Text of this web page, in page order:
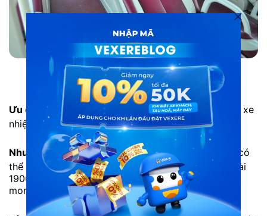
Nội thất xe Thành Công (Lâm Đồng)
Ưu điểm : Xe chất lượng tốt, chạy êm, tài xế và phụ xe
nhiệt tình.
Nhược điểm: Do nhu cầu di chuyển nên đôi khi xe có
thể đón trễ hơn giờ dự kiến. Bạn nên liên hệ tổng đài
1900 888684 để được hỗ trợ nếu có vấn đề không
mong muốn xảy ra.